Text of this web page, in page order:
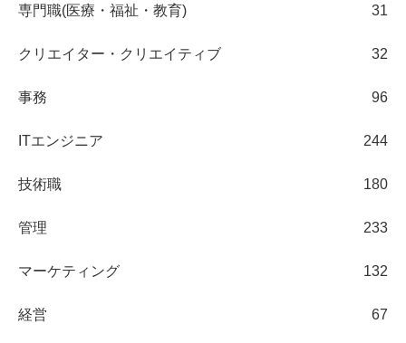
専門職(医療・福祉・教育) 31
クリエイター・クリエイティブ 32
事務 96
ITエンジニア 244
技術職 180
管理 233
マーケティング 132
経営 67